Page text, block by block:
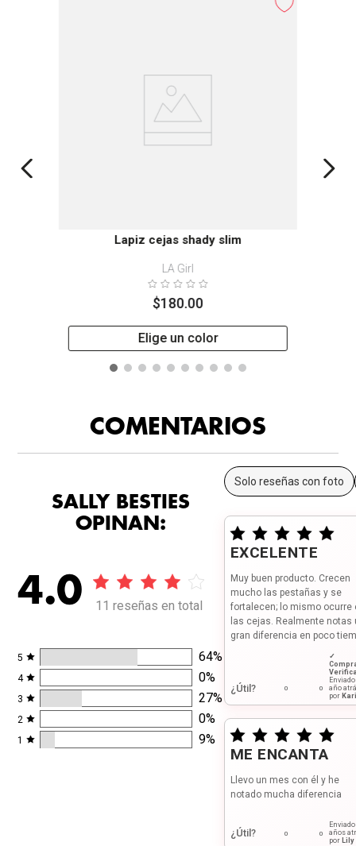
Lapiz cejas shady slim
LA Girl
$180.00
Elige un color
COMENTARIOS
SALLY BESTIES
OPINAN:
4.0 11 reseñas en total
5 64%
4 0%
3 27%
2 0%
1 9%
Solo reseñas con foto
EXCELENTE
Muy buen producto. Crecen
mucho las pestañas y se
fortalecen; lo mismo ocurre
las cejas. Realmente notas
gran diferencia en poco
¿Útil? 0 0
✓
Enviado
año
por
ME ENCANTA
Llevo un mes con él y he
notado mucha diferencia
¿Útil? 0 0
Enviado
años
por Lily